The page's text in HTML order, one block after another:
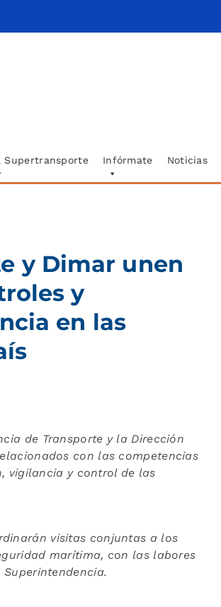
Supertransporte Infórmate Noticias
y Dimar unen
y
en las
de Transporte y la Dirección
con las competencias
vigilancia y control de las
visitas conjuntas a los
marítima, con las labores